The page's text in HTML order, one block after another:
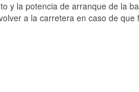
y la potencia de arranque de la
a la carretera en caso de que